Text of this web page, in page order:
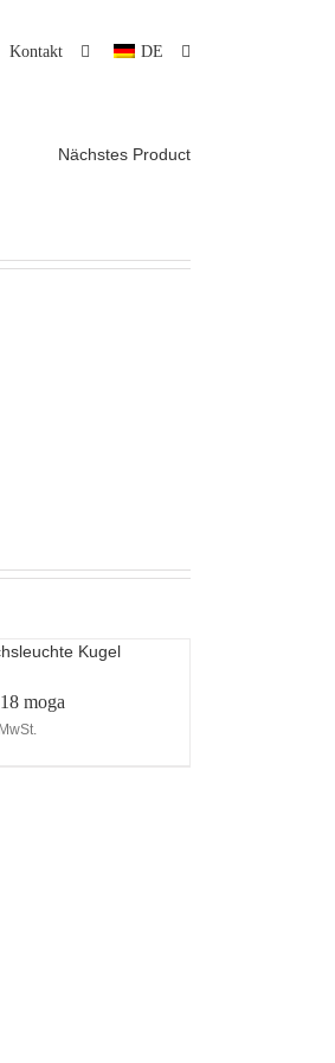
Kontakt DE
Nächstes Product
moga